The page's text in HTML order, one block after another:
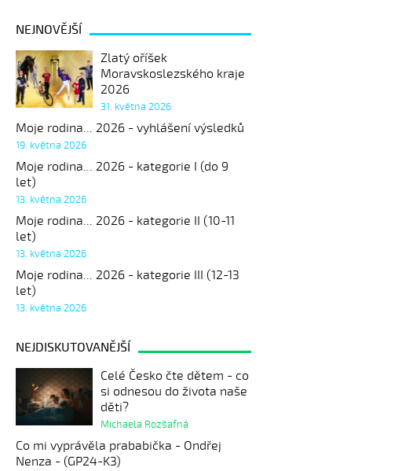
NEJNOVĚJŠÍ
Zlatý oříšek
Moravskoslezského kraje
2026
31. května 2026
Moje rodina... 2026 - vyhlášení výsledků
19. května 2026
Moje rodina... 2026 - kategorie I (do 9
let)
13. května 2026
Moje rodina... 2026 - kategorie II (10-11
let)
13. května 2026
Moje rodina... 2026 - kategorie III (12-13
let)
13. května 2026
NEJDISKUTOVANĚJŠÍ
Celé Česko čte dětem - co
si odnesou do života naše
děti?
Michaela Rozšafná
Co mi vyprávěla prababička - Ondřej
Nenza - (GP24-K3)